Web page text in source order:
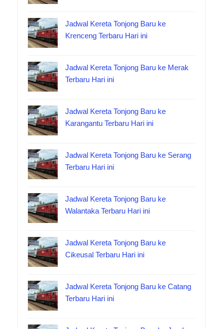
Jadwal Kereta Tonjong Baru ke
Krenceng Terbaru Hari ini
Jadwal Kereta Tonjong Baru ke Merak
Terbaru Hari ini
Jadwal Kereta Tonjong Baru ke
Karangantu Terbaru Hari ini
Jadwal Kereta Tonjong Baru ke Serang
Terbaru Hari ini
Jadwal Kereta Tonjong Baru ke
Walantaka Terbaru Hari ini
Jadwal Kereta Tonjong Baru ke
Cikeusal Terbaru Hari ini
Jadwal Kereta Tonjong Baru ke Catang
Terbaru Hari ini